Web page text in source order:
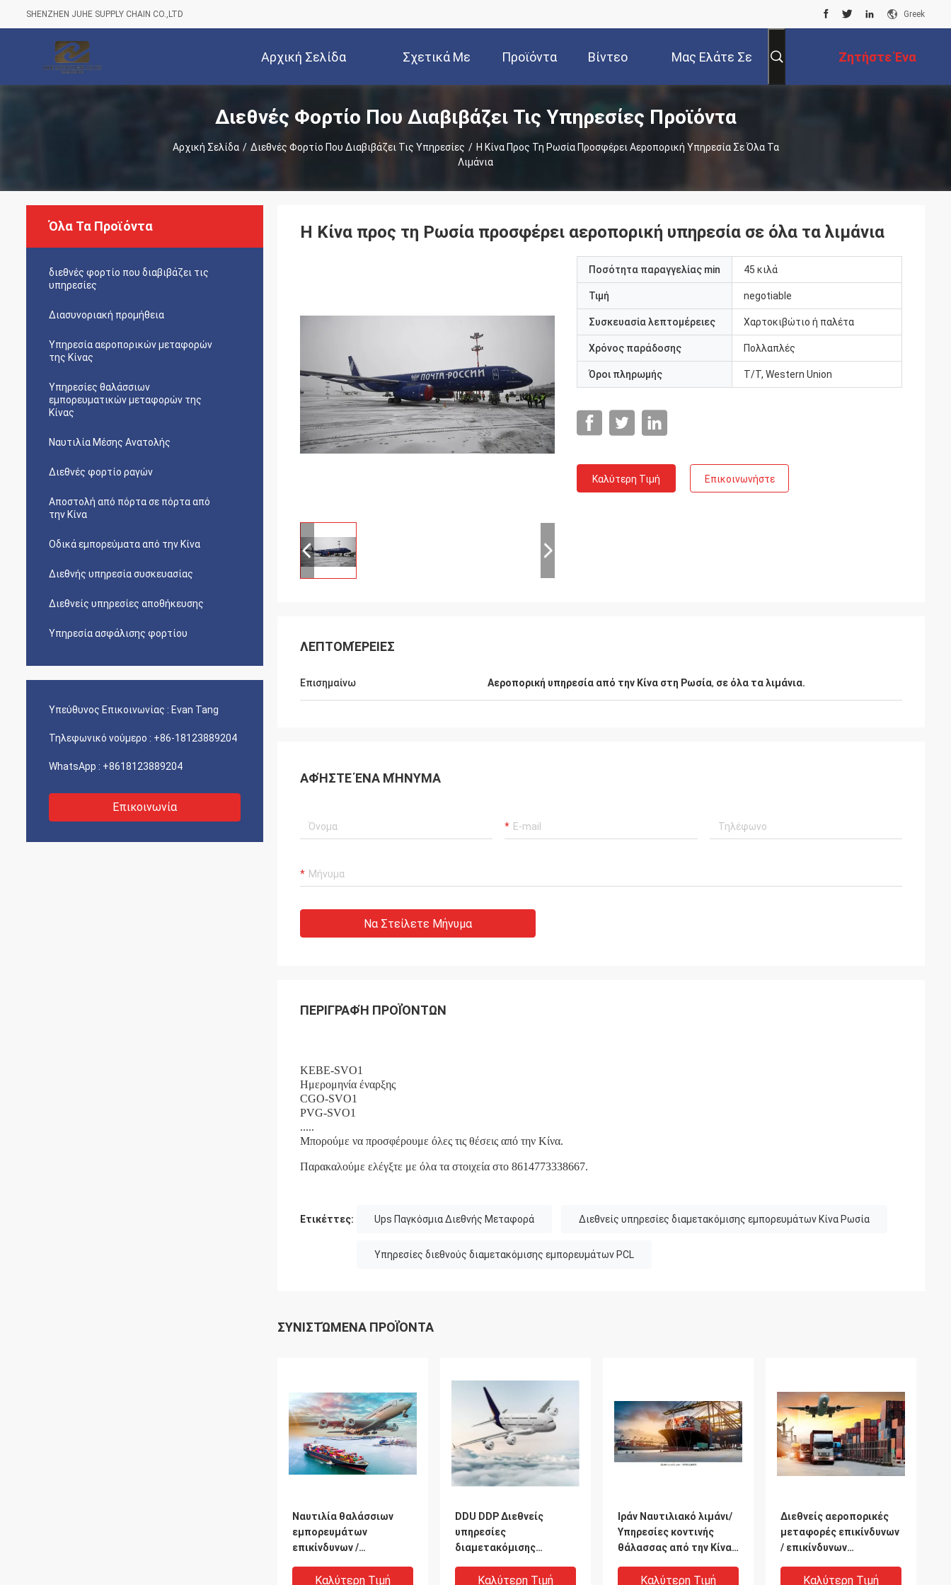
SHENZHEN JUHE SUPPLY CHAIN CO.,LTD Greek
Αρχική Σελίδα Σχετικά Με
Εμάς
Προϊόντα Βίντεο Μας Ελάτε Σε
Επαφή Με
Ζητήστε Ένα
Απόσπασμα
Διεθνές Φορτίο Που Διαβιβάζει Τις Υπηρεσίες Προϊόντα
Αρχική Σελίδα / Διεθνές Φορτίο Που Διαβιβάζει Τις Υπηρεσίες / Η Κίνα Προς Τη Ρωσία Προσφέρει Αεροπορική Υπηρεσία Σε Όλα Τα
Λιμάνια
Όλα Τα Προϊόντα
διεθνές φορτίο που διαβιβάζει τις
υπηρεσίες
Διασυνοριακή προμήθεια
Υπηρεσία αεροπορικών μεταφορών
της Κίνας
Υπηρεσίες θαλάσσιων
εμπορευματικών μεταφορών της
Κίνας
Ναυτιλία Μέσης Ανατολής
Διεθνές φορτίο ραγών
Αποστολή από πόρτα σε πόρτα από
την Κίνα
Οδικά εμπορεύματα από την Κίνα
Διεθνής υπηρεσία συσκευασίας
Διεθνείς υπηρεσίες αποθήκευσης
Υπηρεσία ασφάλισης φορτίου
Υπεύθυνος Επικοινωνίας : Evan Tang
Τηλεφωνικό νούμερο : +86-18123889204
WhatsApp : +8618123889204
Επικοινωνία
Η Κίνα προς τη Ρωσία προσφέρει αεροπορική υπηρεσία σε όλα τα λιμάνια
Ποσότητα παραγγελίας min 45 κιλά
Τιμή negotiable
Συσκευασία λεπτομέρειες Χαρτοκιβώτιο ή παλέτα
Χρόνος παράδοσης Πολλαπλές
Όροι πληρωμής T/T, Western Union
Καλύτερη Τιμή Επικοινωνήστε
ΛΕΠΤΟΜΈΡΕΙΕΣ
Επισημαίνω Αεροπορική υπηρεσία από την Κίνα στη Ρωσία, σε όλα τα λιμάνια.
ΑΦΉΣΤΕ ΈΝΑ ΜΉΝΥΜΑ
Να Στείλετε Μήνυμα
ΠΕΡΙΓΡΑΦΉ ΠΡΟΪΌΝΤΩΝ
ΚΕΒΕ-SVO1
Ημερομηνία έναρξης
CGO-SVO1
PVG-SVO1
.....
Μπορούμε να προσφέρουμε όλες τις θέσεις από την Κίνα.
Παρακαλούμε ελέγξτε με όλα τα στοιχεία στο 8614773338667.
Ετικέττες: Ups Παγκόσμια Διεθνής Μεταφορά Διεθνείς υπηρεσίες διαμετακόμισης εμπορευμάτων Κίνα Ρωσία
Υπηρεσίες διεθνούς διαμετακόμισης εμπορευμάτων PCL
ΣΥΝΙΣΤΏΜΕΝΑ ΠΡΟΪΌΝΤΑ
Ναυτιλία θαλάσσιων
εμπορευμάτων
επικίνδυνων /
εμπορευμάτων από την
Καλύτερη Τιμή
DDU DDP Διεθνείς
υπηρεσίες
διαμετακόμισης
αποστολή από την Κίνα
Καλύτερη Τιμή
Ιράν Ναυτιλιακό λιμάνι/
Υπηρεσίες κοντινής
θάλασσας από την Κίνα
Ανατολή Διεθνές
Καλύτερη Τιμή
Διεθνείς αεροπορικές
μεταφορές επικίνδυνων
/ επικίνδυνων
Κίνα στο Ιράν Κατάρ
Καλύτερη Τιμή